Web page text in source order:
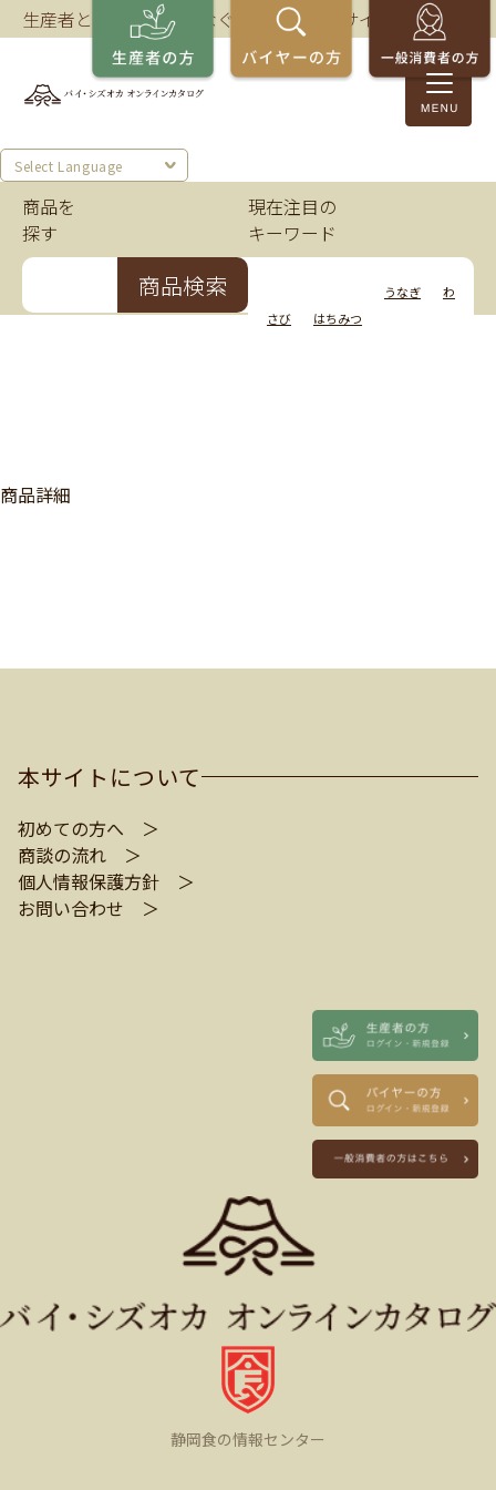
生産者とバイヤーをつなぐ、静岡の商談サイト。
Select Language
商品を
探す
商品検索
現在注目の
キーワード
うなぎ
わ
さび
はちみつ
商品詳細
本サイトについて
初めての方へ ＞
商談の流れ ＞
個人情報保護方針 ＞
お問い合わせ ＞
静岡食の情報センター